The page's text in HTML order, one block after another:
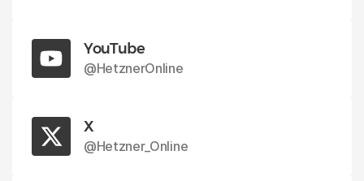
Gold für Hetzner bei den Service Provider
26. Mai 2025
YouTube
@HetznerOnline
X
@Hetzner_Online